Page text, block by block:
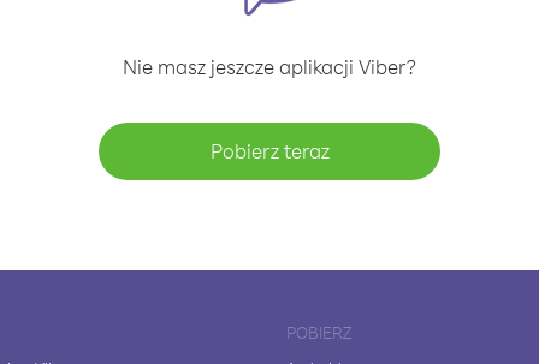
Nie masz jeszcze aplikacji Viber?
Pobierz teraz
POBIERZ